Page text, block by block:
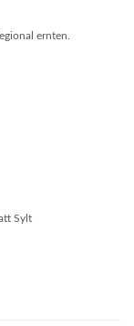
ernten.
Sylt